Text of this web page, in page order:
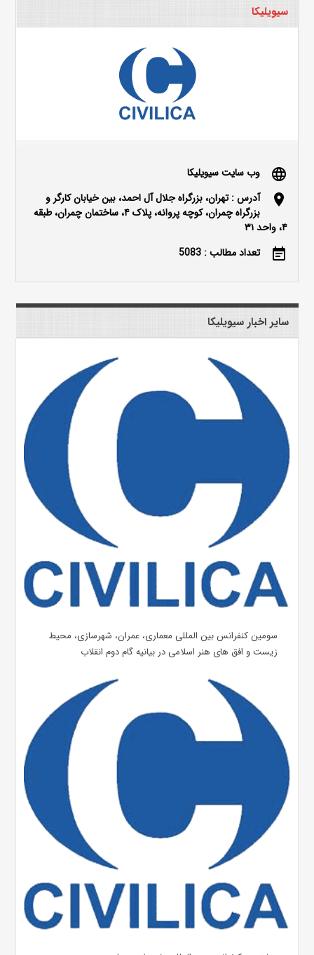
سیویلیکا
language وب سایت سیویلیکا
location_on
آدرس : تهران، بزرگراه جلال آل احمد، بین خیابان کارگر و
بزرگراه چمران، کوچه پروانه، پلاک ۴، ساختمان چمران، طبقه
۴، واحد ۳۱
event_note تعداد مطالب : 5083
سایر اخبار سیویلیکا
سومین کنفرانس بین المللی معماری، عمران، شهرسازی، محیط
زیست و افق های هنر اسلامی در بیانیه گام دوم انقلاب